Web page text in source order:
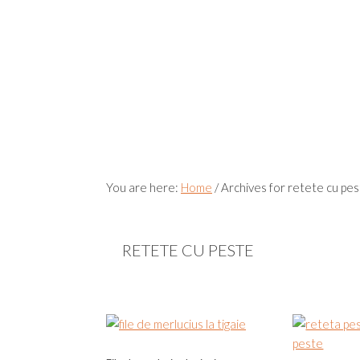
You are here: Home /Archives for retete cu
RETETE CU PESTE